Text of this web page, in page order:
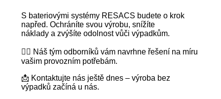
S bateriovými systémy RESACS budete o krok
napřed. Ochráníte svou výrobu, snížíte
náklady a zvýšíte odolnost vůči výpadkům.
👷‍♂️ Náš tým odborníků vám navrhne řešení na míru
vašim provozním potřebám.
📩 Kontaktujte nás ještě dnes – výroba bez
výpadků začíná u nás.